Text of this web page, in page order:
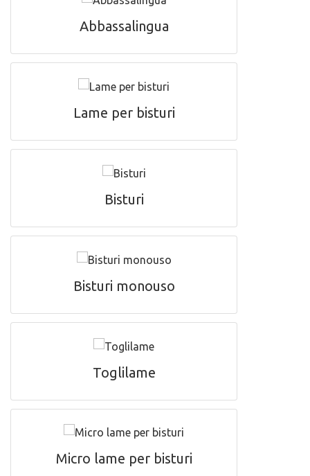
Abbassalingua
Lame per bisturi
Bisturi
Bisturi monouso
Toglilame
Micro lame per bisturi